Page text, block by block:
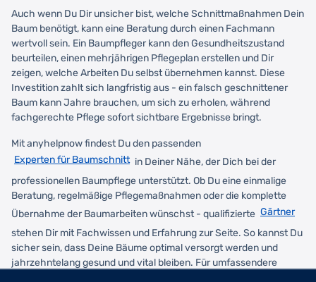
Auch wenn Du Dir unsicher bist, welche Schnittmaßnahmen Dein
Baum benötigt, kann eine Beratung durch einen Fachmann
wertvoll sein. Ein Baumpfleger kann den Gesundheitszustand
beurteilen, einen mehrjährigen Pflegeplan erstellen und Dir
zeigen, welche Arbeiten Du selbst übernehmen kannst. Diese
Investition zahlt sich langfristig aus - ein falsch geschnittener
Baum kann Jahre brauchen, um sich zu erholen, während
fachgerechte Pflege sofort sichtbare Ergebnisse bringt.
Mit anyhelpnow findest Du den passenden
Experten für Baumschnitt in Deiner Nähe, der Dich bei der
professionellen Baumpflege unterstützt. Ob Du eine einmalige
Beratung, regelmäßige Pflegemaßnahmen oder die komplette
Übernahme der Baumarbeiten wünschst - qualifizierte Gärtner
stehen Dir mit Fachwissen und Erfahrung zur Seite. So kannst Du
sicher sein, dass Deine Bäume optimal versorgt werden und
jahrzehntelang gesund und vital bleiben. Für umfassendere